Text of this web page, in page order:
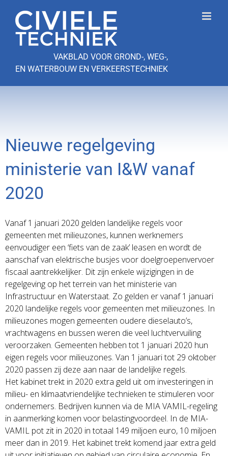
naar
inhoud
VAKBLAD VOOR GROND-, WEG-,
EN WATERBOUW EN VERKEERSTECHNIEK
Nieuwe regelgeving
ministerie van I&W vanaf
2020
Vanaf 1 januari 2020 gelden landelijke regels voor
gemeenten met milieuzones, kunnen werknemers
eenvoudiger een ‘fiets van de zaak’ leasen en wordt de
aanschaf van elektrische busjes voor doelgroepenvervoer
fiscaal aantrekkelijker. Dit zijn enkele wijzigingen in de
regelgeving op het terrein van het ministerie van
Infrastructuur en Waterstaat. Zo gelden er vanaf 1 januari
2020 landelijke regels voor gemeenten met milieuzones. In
milieuzones mogen gemeenten oudere dieselauto’s,
vrachtwagens en bussen weren die veel luchtvervuiling
veroorzaken. Gemeenten hebben tot 1 januari 2020 hun
eigen regels voor milieuzones. Van 1 januari tot 29 oktober
2020 passen zij deze aan naar de landelijke regels.
Het kabinet trekt in 2020 extra geld uit om investeringen in
milieu- en klimaatvriendelijke technieken te stimuleren voor
ondernemers. Bedrijven kunnen via de MIA VAMIL-regeling
in aanmerking komen voor belastingvoordeel. In de MIA-
VAMIL pot zit in 2020 in totaal 149 miljoen euro, 10 miljoen
meer dan in 2019. Het kabinet trekt komend jaar extra geld